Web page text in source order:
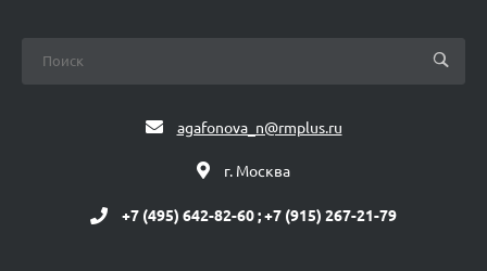
agafonova_n@rmplus.ru
г. Москва
+7 (495) 642-82-60 ; +7 (915) 267-21-79